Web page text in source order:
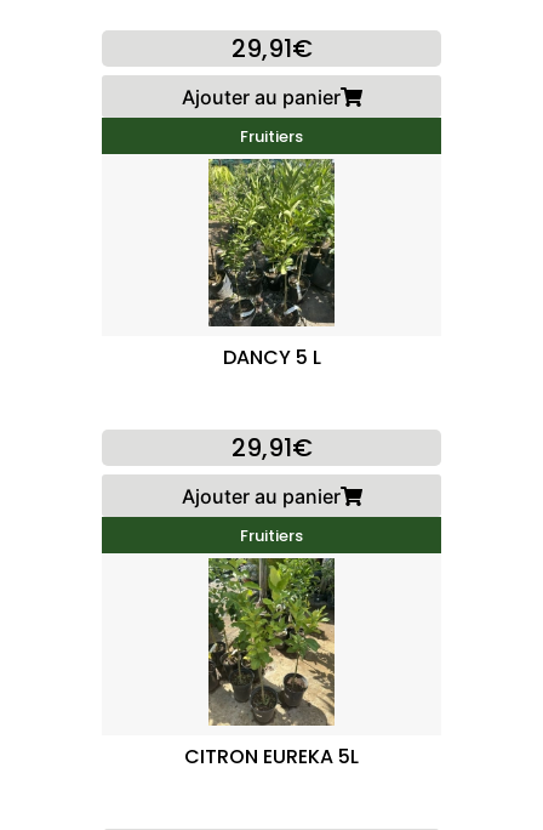
29,91€
Ajouter au panier
Fruitiers
DANCY 5 L
29,91€
Ajouter au panier
Fruitiers
CITRON EUREKA 5L